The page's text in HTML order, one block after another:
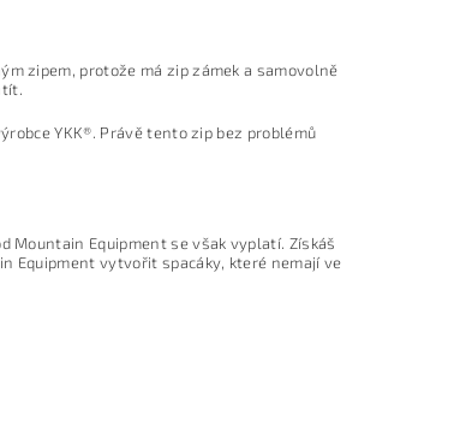
zipem, protože má zip zámek a samovolně
YKK®. Právě tento zip bez problémů
Mountain Equipment se však vyplatí. Získáš
Equipment vytvořit spacáky, které nemají ve